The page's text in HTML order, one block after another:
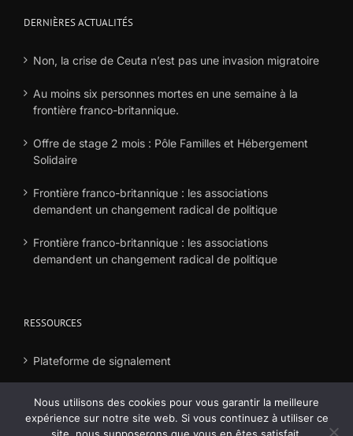
DERNIÈRES ACTUALITÉS
Non, la crise de Ceuta n’est pas une invasion migratoire
Au moins six personnes mortes en une semaine à la
frontière franco-britannique.
Offre de stage 2 mois : Pôle Familles et Hébergement
Solidaire
Frontière franco-britannique : les associations
demandent un changement radical de politique
Frontière franco-britannique : les associations
demandent un changement radical de politique
RESSOURCES
Plateforme de signalement
Nous utilisons des cookies pour vous garantir la meilleure
expérience sur notre site web. Si vous continuez à utiliser ce